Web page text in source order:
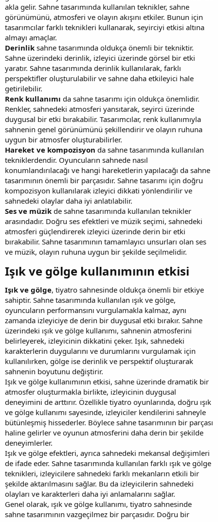
akla gelir. Sahne tasarımında kullanılan teknikler, sahne
görünümünü, atmosferi ve olayın akışını etkiler. Bunun için
tasarımcılar farklı teknikleri kullanarak, seyirciyi etkisi altına
almayı amaçlar.
Derinlik sahne tasarımında oldukça önemli bir tekniktir.
Sahne üzerindeki derinlik, izleyici üzerinde görsel bir etki
yaratır. Sahne tasarımında derinlik kullanılarak, farklı
perspektifler oluşturulabilir ve sahne daha etkileyici hale
getirilebilir.
Renk kullanımı da sahne tasarımı için oldukça önemlidir.
Renkler, sahnedeki atmosferi yansıtarak, seyirci üzerinde
duygusal bir etki bırakabilir. Tasarımcılar, renk kullanımıyla
sahnenin genel görünümünü şekillendirir ve olayın ruhuna
uygun bir atmosfer oluşturabilirler.
Hareket ve kompozisyon da sahne tasarımında kullanılan
tekniklerdendir. Oyuncuların sahnede nasıl
konumlandırılacağı ve hangi hareketlerin yapılacağı da sahne
tasarımının önemli bir parçasıdır. Sahne tasarımı için doğru
kompozisyon kullanılarak izleyici dikkati yönlendirilir ve
sahnedeki olaylar daha iyi anlatılabilir.
Ses ve müzik de sahne tasarımında kullanılan teknikler
arasındadır. Doğru ses efektleri ve müzik seçimi, sahnedeki
atmosferi güçlendirerek izleyici üzerinde derin bir etki
bırakabilir. Sahne tasarımının tamamlayıcı unsurları olan ses
ve müzik, olayın ruhuna uygun bir şekilde seçilmelidir.
Işık ve gölge kullanımının etkisi​
Işık ve gölge, tiyatro sahnesinde oldukça önemli bir etkiye
sahiptir. Sahne tasarımında kullanılan ışık ve gölge,
oyuncuların performansını vurgulamakla kalmaz, aynı
zamanda izleyiciye de derin bir duygusal etki bırakır. Sahne
üzerindeki ışık ve gölge kullanımı, sahnenin atmosferini
belirleyerek, izleyicinin dikkatini çeker. Işık, sahnedeki
karakterlerin duygularını ve durumlarını vurgulamak için
kullanılırken, gölge ise derinlik ve perspektif oluşturarak
sahnenin boyutunu değiştirir.
Işık ve gölge kullanımının etkisi, sahne üzerinde dramatik bir
atmosfer oluşturmakla birlikte, izleyicinin duygusal
deneyimini de arttırır. Özellikle tiyatro oyunlarında, doğru ışık
ve gölge kullanımı sayesinde, izleyiciler kendilerini sahneyle
bütünleşmiş hissederler. Böylece sahne tasarımının bir parçası
haline gelirler ve oyunun atmosferini daha derin bir şekilde
deneyimlerler.
Işık ve gölge efektleri, ayrıca sahnedeki mekansal değişimleri
de ifade eder. Sahne tasarımında kullanılan farklı ışık ve gölge
teknikleri, izleyicilere sahnedeki farklı mekanların etkili bir
şekilde aktarılmasını sağlar. Bu da izleyicilerin sahnedeki
olayları ve karakterleri daha iyi anlamalarını sağlar.
Genel olarak, ışık ve gölge kullanımı, tiyatro sahnesinde
sahne tasarımının vazgeçilmez bir parçasıdır. Doğru bir